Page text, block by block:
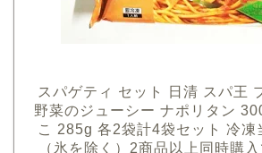
スパゲティ セット 日清 スパ王
野菜のジューシー ナポリタン
こ 285g 各2袋計4袋セット 冷凍
（氷を除く）2商品以上同時購